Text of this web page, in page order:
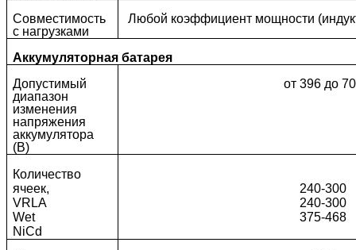
Совместимость
с нагрузками
Любой коэффициент мощности
Аккумуляторная батарея
Допустимый
диапазон
изменения
напряжения
аккумулятора
(В)
от 396 до
Количество
ячеек,
VRLA
Wet
NiCd
240-300
240-300
375-468